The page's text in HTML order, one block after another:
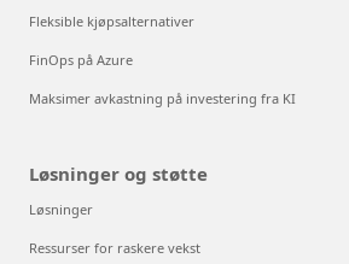
Fleksible kjøpsalternativer
FinOps på Azure
Maksimer avkastning på investering fra KI
Løsninger og støtte
Løsninger
Ressurser for raskere vekst